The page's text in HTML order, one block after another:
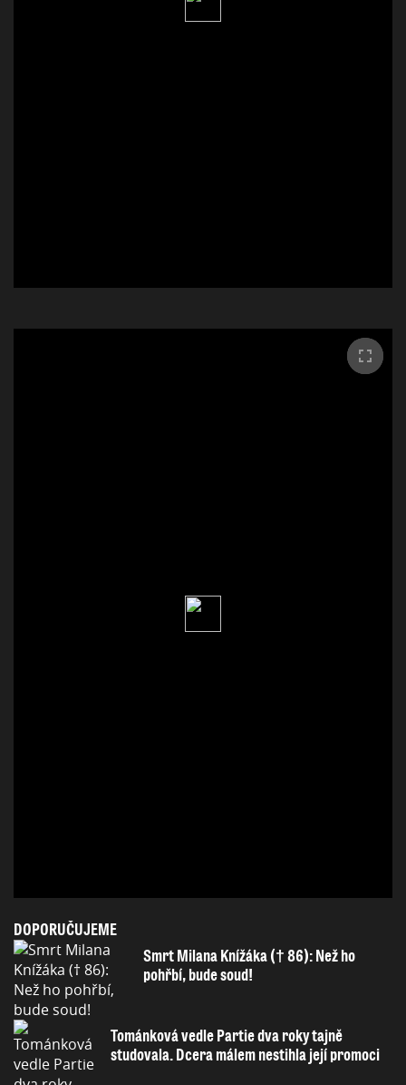
DOPORUČUJEME
Smrt Milana Knížáka († 86): Než ho
pohřbí, bude soud!
Tománková vedle Partie dva roky tajně
studovala. Dcera málem nestihla její promoci